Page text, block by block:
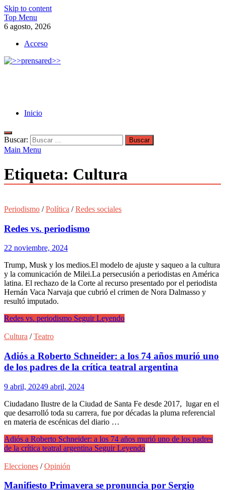
Skip to content
Top Menu
6 agosto, 2026
Acceso
Inicio
Buscar:
Main Menu
Etiqueta: Cultura
Periodismo /Política /Redes sociales
Redes vs. periodismo
22 noviembre, 2024
Trump, Musk y los medios.El modelo de ajuste y saqueo a la cultura
y la comunicación de Milei.La persecusión a periodistas en América
latina. El rechazo de la Corte al recurso presentado por el periodista
Hernán Vaca Narvaja que cubrió el crimen de Nora Dalmasso y
resultó imputado.
Redes vs. periodismo Seguir Leyendo
Cultura /Teatro
Adiós a Roberto Schneider: a los 74 años murió uno
de los padres de la crítica teatral argentina
9 abril, 20249 abril, 2024
Ciudadano Ilustre de la Ciudad de Santa Fe desde 2017, lugar en el
que desarrolló toda su carrera, fue por décadas la pluma referencial
en materia de escénicas del diario …
Adiós a Roberto Schneider: a los 74 años murió uno de los padres
de la crítica teatral argentina Seguir Leyendo
Elecciones /Opinión
Manifiesto Primavera se pronuncia por Sergio